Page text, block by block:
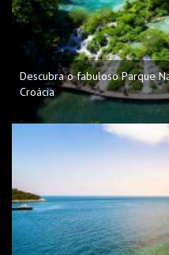
Descubra o fabuloso Parque
Croácia